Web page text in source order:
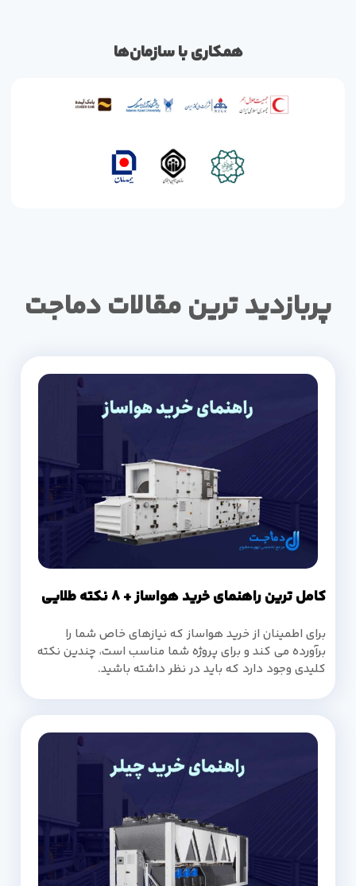
همکاری با سازمان‌ها
پربازدید ترین مقالات دماجت
کامل ترین راهنمای خرید هواساز + 8 نکته طلایی
برای اطمینان از خرید هواساز که نیازهای خاص شما را
برآورده می کند و برای پروژه شما مناسب است، چندین نکته
کلیدی وجود دارد که باید در نظر داشته باشید.